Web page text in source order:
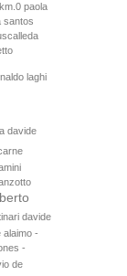
paola
santos
laghi
davide
davide
alaimo -
-
de